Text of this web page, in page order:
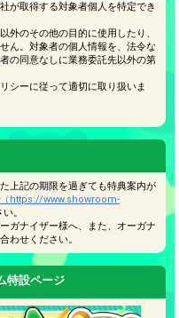
が取得する対象者個人を特定でき
外のその他の目的に使用したり、
ん。対象者の個人情報を、法令な
の同意なしに業務委託先以外の第
シーに従って適切に取り扱いま
上記の期限を過ぎても特典案内が
（https://www.showroom-
。
ガナイザー様へ、また、オーガナ
わせください。
特設ページ